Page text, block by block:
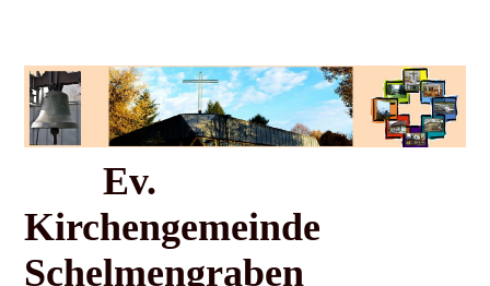
Ev.
Kirchengemeinde
Schelmengraben